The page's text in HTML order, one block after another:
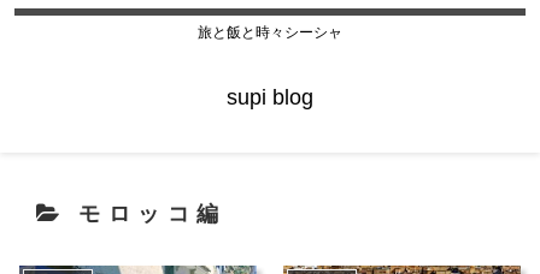
旅と飯と時々シーシャ
supi blog
モロッコ編